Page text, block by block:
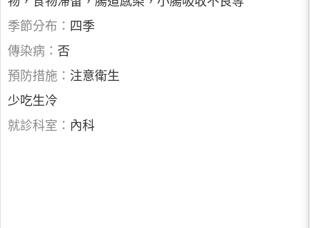
季節分布： 四季
傳染病： 否
預防措施： 注意衛生
少吃生冷
就診科室： 內科